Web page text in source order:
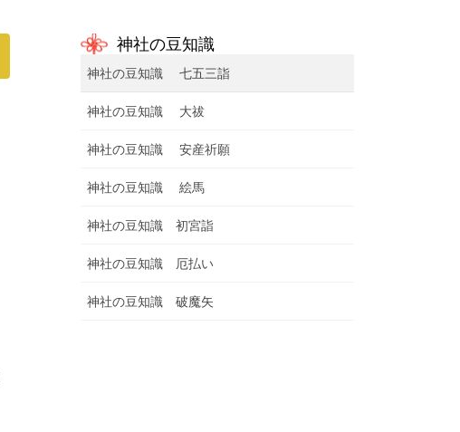
神社の豆知識
神社の豆知識 七五三詣
神社の豆知識 大祓
神社の豆知識 安産祈願
神社の豆知識 絵馬
神社の豆知識 初宮詣
神社の豆知識 厄払い
神社の豆知識 破魔矢